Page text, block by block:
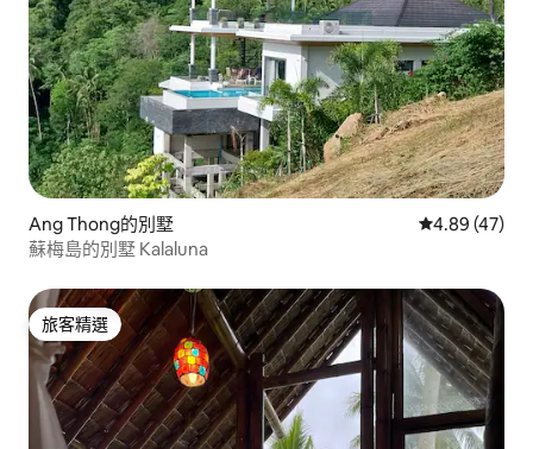
Ang Thong的別墅 從 47 則評價
4.89 (47)
蘇梅島的別墅 Kalaluna
旅客精選
旅客精選